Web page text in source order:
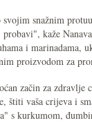
snažnim
kaže
i
proizvodom za
začin za
štiti vaša crijeva i
s kurkumom,